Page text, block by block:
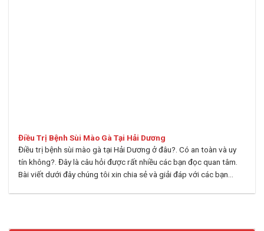
Điều Trị Bệnh Sùi Mào Gà Tại Hải Dương
Điều trị bệnh sùi mào gà tại Hải Dương ở đâu?. Có an toàn và uy
tín không?. Đây là câu hỏi được rất nhiều các bạn đọc quan tâm.
Bài viết dưới đây chúng tôi xin chia sẻ và giải đáp với các bạn...